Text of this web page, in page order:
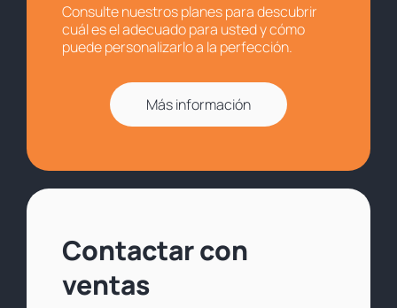
Consulte nuestros planes para descubrir
cuál es el adecuado para usted y cómo
puede personalizarlo a la perfección.
Más información
Contactar con
ventas